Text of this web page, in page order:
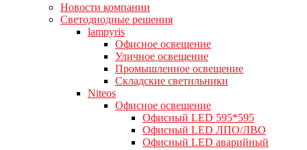
Новости компании
Светодиодные решения
lampyris
Офисное освещение
Уличное освещение
Промышленное освещение
Складские светильники
Niteos
Офисное освещение
Офисный LED 595*595
Офисный LED ЛПО/ЛВО
Офисный LED аварийный